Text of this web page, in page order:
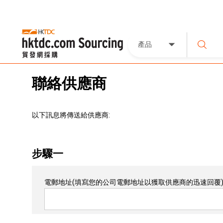
產品
聯絡供應商
以下訊息將傳送給供應商:
步驟一
電郵地址(填寫您的公司電郵地址以獲取供應商的迅速回覆)